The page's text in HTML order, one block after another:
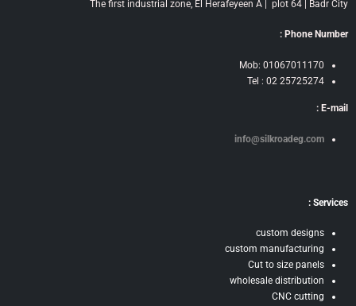
The first industrial zone, El Herafeyeen A | plot 64 | Badr City
Phone Number :
Mob: 01067011170
Tel : 02 25725274
E-mail :
info@silkroadeg.com
Services :
custom designs
custom manufacturing
Cut to size panels
wholesale distribution
CNC cutting